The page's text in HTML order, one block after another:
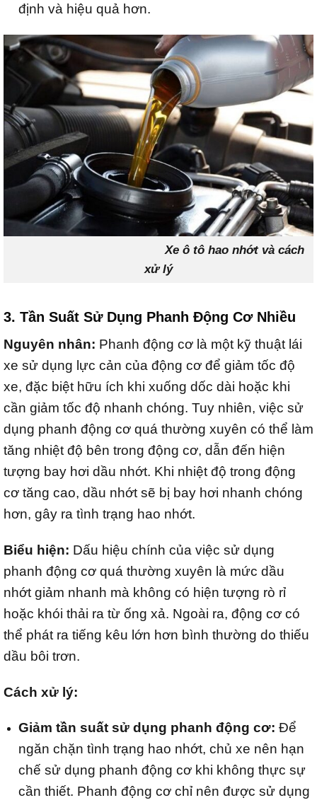
định và hiệu quả hơn.
Xe ô tô hao nhớt và cách
xử lý
3. Tần Suất Sử Dụng Phanh Động Cơ Nhiều
Nguyên nhân: Phanh động cơ là một kỹ thuật lái
xe sử dụng lực cản của động cơ để giảm tốc độ
xe, đặc biệt hữu ích khi xuống dốc dài hoặc khi
cần giảm tốc độ nhanh chóng. Tuy nhiên, việc sử
dụng phanh động cơ quá thường xuyên có thể làm
tăng nhiệt độ bên trong động cơ, dẫn đến hiện
tượng bay hơi dầu nhớt. Khi nhiệt độ trong động
cơ tăng cao, dầu nhớt sẽ bị bay hơi nhanh chóng
hơn, gây ra tình trạng hao nhớt.
Biểu hiện: Dấu hiệu chính của việc sử dụng
phanh động cơ quá thường xuyên là mức dầu
nhớt giảm nhanh mà không có hiện tượng rò rỉ
hoặc khói thải ra từ ống xả. Ngoài ra, động cơ có
thể phát ra tiếng kêu lớn hơn bình thường do thiếu
dầu bôi trơn.
Cách xử lý:
Giảm tần suất sử dụng phanh động cơ: Để
ngăn chặn tình trạng hao nhớt, chủ xe nên hạn
chế sử dụng phanh động cơ khi không thực sự
cần thiết. Phanh động cơ chỉ nên được sử dụng